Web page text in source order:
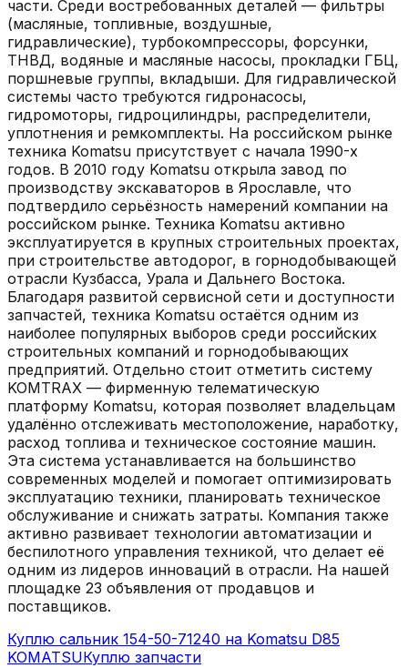
части. Среди востребованных деталей — фильтры
(масляные, топливные, воздушные,
гидравлические), турбокомпрессоры, форсунки,
ТНВД, водяные и масляные насосы, прокладки ГБЦ,
поршневые группы, вкладыши. Для гидравлической
системы часто требуются гидронасосы,
гидромоторы, гидроцилиндры, распределители,
уплотнения и ремкомплекты. На российском рынке
техника Komatsu присутствует с начала 1990-х
годов. В 2010 году Komatsu открыла завод по
производству экскаваторов в Ярославле, что
подтвердило серьёзность намерений компании на
российском рынке. Техника Komatsu активно
эксплуатируется в крупных строительных проектах,
при строительстве автодорог, в горнодобывающей
отрасли Кузбасса, Урала и Дальнего Востока.
Благодаря развитой сервисной сети и доступности
запчастей, техника Komatsu остаётся одним из
наиболее популярных выборов среди российских
строительных компаний и горнодобывающих
предприятий. Отдельно стоит отметить систему
KOMTRAX — фирменную телематическую
платформу Komatsu, которая позволяет владельцам
удалённо отслеживать местоположение, наработку,
расход топлива и техническое состояние машин.
Эта система устанавливается на большинство
современных моделей и помогает оптимизировать
эксплуатацию техники, планировать техническое
обслуживание и снижать затраты. Компания также
активно развивает технологии автоматизации и
беспилотного управления техникой, что делает её
одним из лидеров инноваций в отрасли. На нашей
площадке 23 объявления от продавцов и
поставщиков.
Куплю сальник 154-50-71240 на Komatsu D85
KOMATSUКуплю запчасти